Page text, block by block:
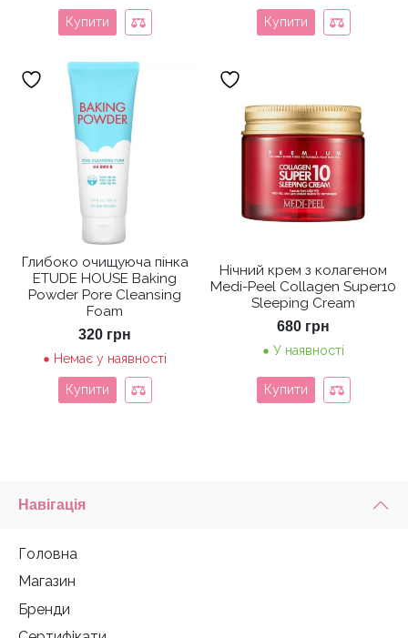
Купити Купити
Глибоко очищуюча пінка
ETUDE HOUSE Baking
Powder Pore Cleansing
Foam
320 грн
Немає у наявності
Купити
Нічний крем з колагеном
Medi-Peel Collagen Super10
Sleeping Cream
680 грн
У наявності
Купити
Навігація
Головна
Магазин
Бренди